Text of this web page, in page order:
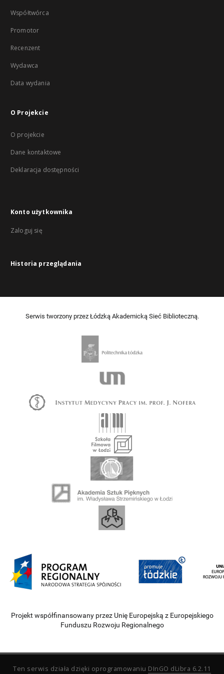
Współtwórca
Promotor
Recenzent
Wydawca
Data wydania
O Projekcie
O projekcie
Dane kontaktowe
Deklaracja dostępności
Konto użytkownika
Zaloguj się
Historia przeglądania
Serwis tworzony przez Łódzką Akademicką Sieć Biblioteczną.
Projekt współfinansowany przez Unię Europejską z Europejskiego
Funduszu Rozwoju Regionalnego
Ten serwis działa dzięki oprogramowaniu DInGO dLibra 6.2.11